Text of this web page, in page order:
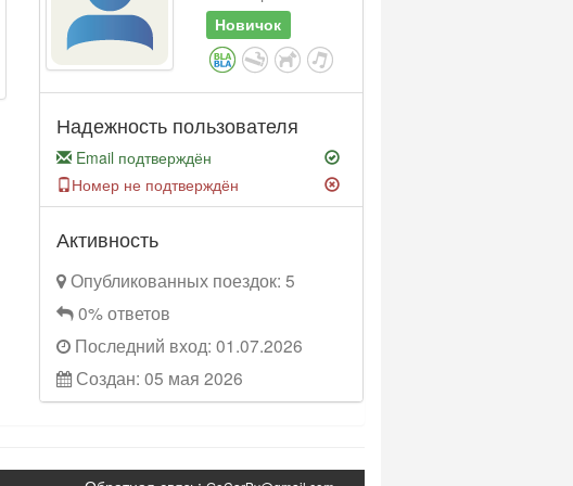
Новичок
Надежность пользователя
Email подтверждён
Номер не подтверждён
Активность
Опубликованных поездок: 5
0% ответов
Последний вход: 01.07.2026
Создан: 05 мая 2026